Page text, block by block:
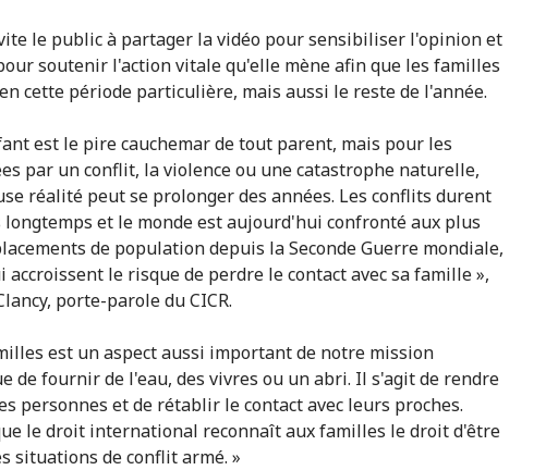
le public à partager la vidéo pour sensibiliser l'opinion et
soutenir l'action vitale qu'elle mène afin que les familles
cette période particulière, mais aussi le reste de l'année.
est le pire cauchemar de tout parent, mais pour les
par un conflit, la violence ou une catastrophe naturelle,
réalité peut se prolonger des années. Les conflits durent
et le monde est aujourd'hui confronté aux plus
de population depuis la Seconde Guerre mondiale,
accroissent le risque de perdre le contact avec sa famille »,
porte-parole du CICR.
est un aspect aussi important de notre mission
de fournir de l'eau, des vivres ou un abri. Il s'agit de rendre
personnes et de rétablir le contact avec leurs proches.
le droit international reconnaît aux familles le droit d'être
situations de conflit armé. »